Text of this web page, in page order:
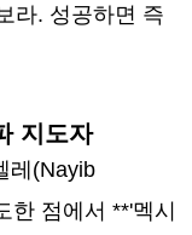
라. 성공하면 즉
지도자
레(Nayib
한 점에서 **'멕시